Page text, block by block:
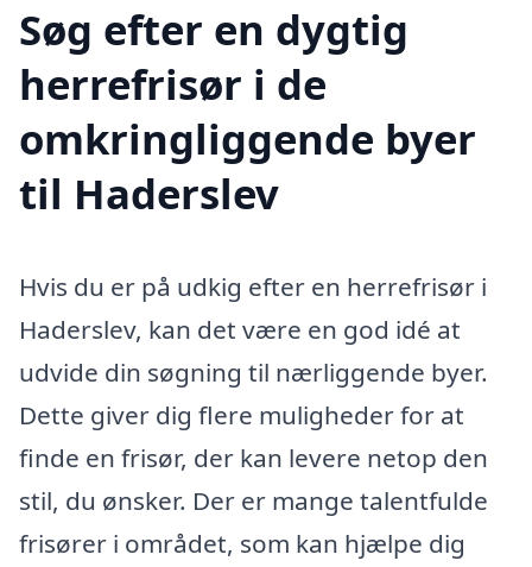
Søg efter en dygtig
herrefrisør i de
omkringliggende byer
til Haderslev
Hvis du er på udkig efter en herrefrisør i
Haderslev, kan det være en god idé at
udvide din søgning til nærliggende byer.
Dette giver dig flere muligheder for at
finde en frisør, der kan levere netop den
stil, du ønsker. Der er mange talentfulde
frisører i området, som kan hjælpe dig